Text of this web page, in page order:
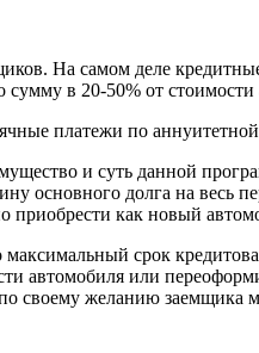
На самом деле
в 20-50% от
платежи по аннуитетной
и суть данной
основного долга на
как новый
срок
автомобиля или
своему желанию заемщика